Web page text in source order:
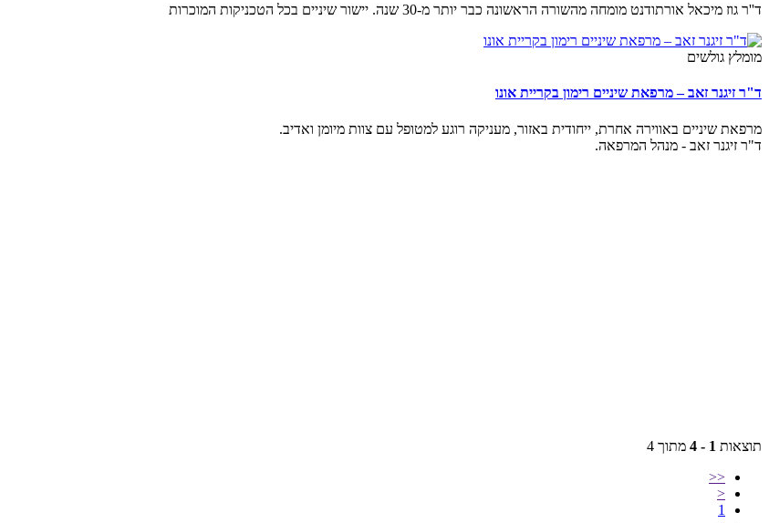
ד''ר גוז מיכאל אורתודנט מומחה מהשורה הראשונה כבר יותר מ-30 שנה. יישור שיניים בכל הטכניקות המוכרות
מומלץ גולשים
ד"ר זיגנר זאב – מרפאת שיניים רימון בקריית אונו
מרפאת שיניים באווירה אחרת, ייחודית באזור, מעניקה רוגע למטופל עם צוות מיומן ואדיב.
ד"ר זיגנר זאב - מנהל המרפאה.
תוצאות 1 - 4
מתוך 4
<<
<
1